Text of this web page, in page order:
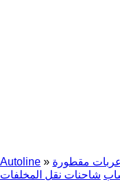
Autoline » عربات مقطورة
شاحنات نقل المخلفات